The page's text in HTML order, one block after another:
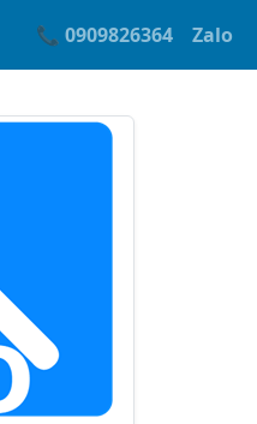
📞 0909826364 Zalo